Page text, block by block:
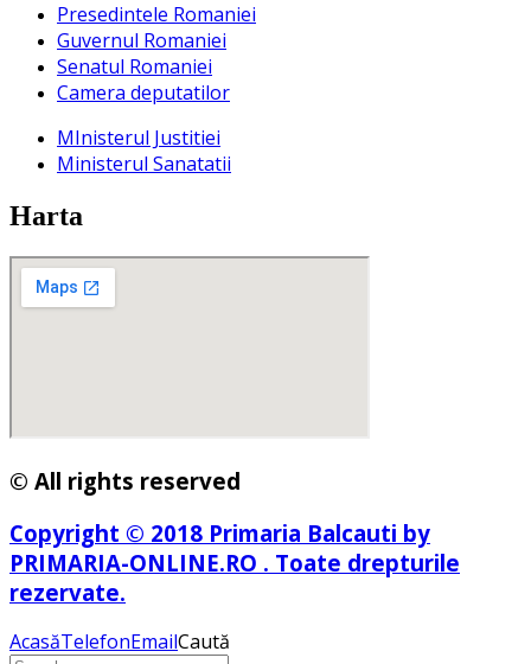
Presedintele Romaniei
Guvernul Romaniei
Senatul Romaniei
Camera deputatilor
MInisterul Justitiei
Ministerul Sanatatii
Harta
© All rights reserved
Copyright © 2018 Primaria Balcauti by
PRIMARIA-ONLINE.RO . Toate drepturile
rezervate.
AcasăTelefonEmailCaută